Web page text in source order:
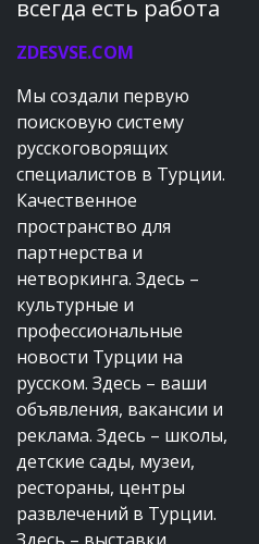
всегда есть работа
ZDESVSE.COM
Мы создали первую
поисковую систему
русскоговорящих
специалистов в Турции.
Качественное
пространство для
партнерства и
нетворкинга. Здесь –
культурные и
профессиональные
новости Турции на
русском. Здесь – ваши
объявления, вакансии и
реклама. Здесь – школы,
детские сады, музеи,
рестораны, центры
развлечений в Турции.